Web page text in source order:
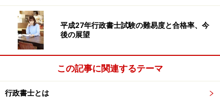
平成27年行政書士試験の難易度と合格率、今
後の展望
この記事に関連するテーマ
行政書士とは